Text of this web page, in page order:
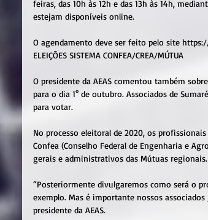
feiras, das 10h às 12h e das 13h às 14h,
estejam disponíveis online.
O agendamento deve ser feito pelo site
ELEIÇÕES SISTEMA CONFEA/CREA/MÚTUA
O presidente da AEAS comentou também
para o dia 1° de outubro. Associados de
para votar.
No processo eleitoral de 2020, os
Confea (Conselho Federal de Engenharia e
gerais e administrativos das Mútuas regionais.
“Posteriormente divulgaremos como será o
exemplo. Mas é importante nossos
presidente da AEAS.